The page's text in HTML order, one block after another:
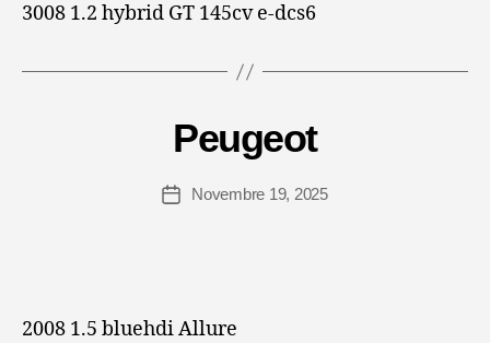
3008 1.2 hybrid GT 145cv e-dcs6
Peugeot
DataNovembre 19, 2025
2008 1.5 bluehdi Allure